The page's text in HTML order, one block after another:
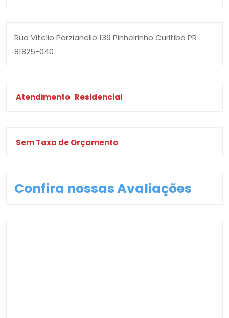
Rua Vitelio Parzianello 139 Pinheirinho Curitiba PR
81825-040
Atendimento Residencial
Sem Taxa de Orçamento
Confira nossas Avaliações